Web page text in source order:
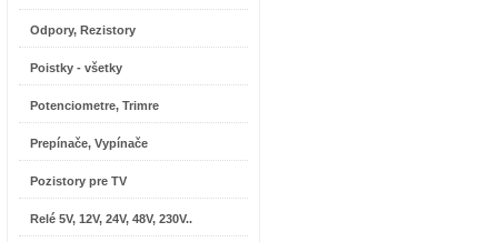
Odpory, Rezistory
Poistky - všetky
Potenciometre, Trimre
Prepínače, Vypínače
Pozistory pre TV
Relé 5V, 12V, 24V, 48V, 230V..